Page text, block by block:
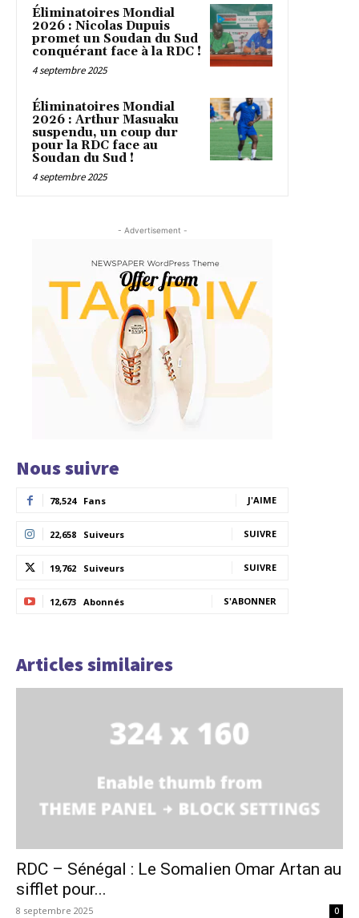
Éliminatoires Mondial
2026 : Nicolas Dupuis
promet un Soudan du Sud
conquérant face à la RDC !
4 septembre 2025
Éliminatoires Mondial
2026 : Arthur Masuaku
suspendu, un coup dur
pour la RDC face au
Soudan du Sud !
4 septembre 2025
- Advertisement -
Nous suivre
78,524 Fans J'AIME
22,658 Suiveurs SUIVRE
19,762 Suiveurs SUIVRE
12,673 Abonnés S'ABONNER
Articles similaires
RDC – Sénégal : Le Somalien Omar Artan au
sifflet pour...
8 septembre 2025 0